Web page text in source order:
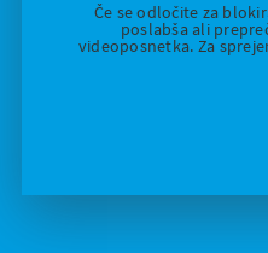
Če se odločite za
poslabša ali
videoposnetka. Za